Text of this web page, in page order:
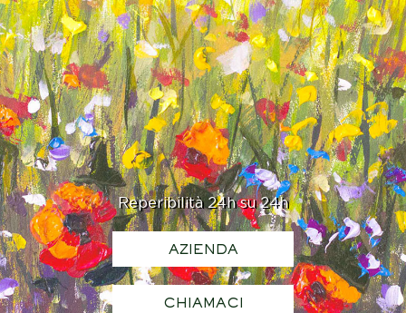
Reperibilità 24h su 24h
AZIENDA
CHIAMACI